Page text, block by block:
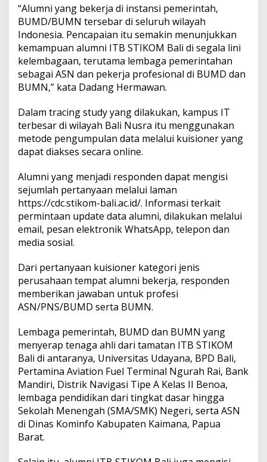
“Alumni yang bekerja di instansi pemerintah,
BUMD/BUMN tersebar di seluruh wilayah
Indonesia. Pencapaian itu semakin menunjukkan
kemampuan alumni ITB STIKOM Bali di segala lini
kelembagaan, terutama lembaga pemerintahan
sebagai ASN dan pekerja profesional di BUMD dan
BUMN,” kata Dadang Hermawan.
Dalam tracing study yang dilakukan, kampus IT
terbesar di wilayah Bali Nusra itu menggunakan
metode pengumpulan data melalui kuisioner yang
dapat diakses secara online.
Alumni yang menjadi responden dapat mengisi
sejumlah pertanyaan melalui laman
https://cdc.stikom-bali.ac.id/. Informasi terkait
permintaan update data alumni, dilakukan melalui
email, pesan elektronik WhatsApp, telepon dan
media sosial.
Dari pertanyaan kuisioner kategori jenis
perusahaan tempat alumni bekerja, responden
memberikan jawaban untuk profesi
ASN/PNS/BUMD serta BUMN.
Lembaga pemerintah, BUMD dan BUMN yang
menyerap tenaga ahli dari tamatan ITB STIKOM
Bali di antaranya, Universitas Udayana, BPD Bali,
Pertamina Aviation Fuel Terminal Ngurah Rai, Bank
Mandiri, Distrik Navigasi Tipe A Kelas II Benoa,
lembaga pendidikan dari tingkat dasar hingga
Sekolah Menengah (SMA/SMK) Negeri, serta ASN
di Dinas Kominfo Kabupaten Kaimana, Papua
Barat.